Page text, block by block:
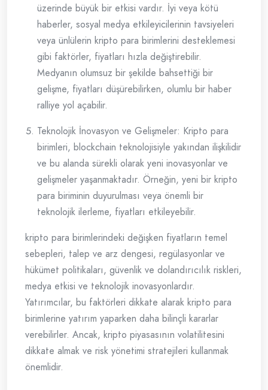
üzerinde büyük bir etkisi vardır. İyi veya kötü
haberler, sosyal medya etkileyicilerinin tavsiyeleri
veya ünlülerin kripto para birimlerini desteklemesi
gibi faktörler, fiyatları hızla değiştirebilir.
Medyanın olumsuz bir şekilde bahsettiği bir
gelişme, fiyatları düşürebilirken, olumlu bir haber
ralliye yol açabilir.
Teknolojik İnovasyon ve Gelişmeler: Kripto para
birimleri, blockchain teknolojisiyle yakından ilişkilidir
ve bu alanda sürekli olarak yeni inovasyonlar ve
gelişmeler yaşanmaktadır. Örneğin, yeni bir kripto
para biriminin duyurulması veya önemli bir
teknolojik ilerleme, fiyatları etkileyebilir.
kripto para birimlerindeki değişken fiyatların temel
sebepleri, talep ve arz dengesi, regülasyonlar ve
hükümet politikaları, güvenlik ve dolandırıcılık riskleri,
medya etkisi ve teknolojik inovasyonlardır.
Yatırımcılar, bu faktörleri dikkate alarak kripto para
birimlerine yatırım yaparken daha bilinçli kararlar
verebilirler. Ancak, kripto piyasasının volatilitesini
dikkate almak ve risk yönetimi stratejileri kullanmak
önemlidir.